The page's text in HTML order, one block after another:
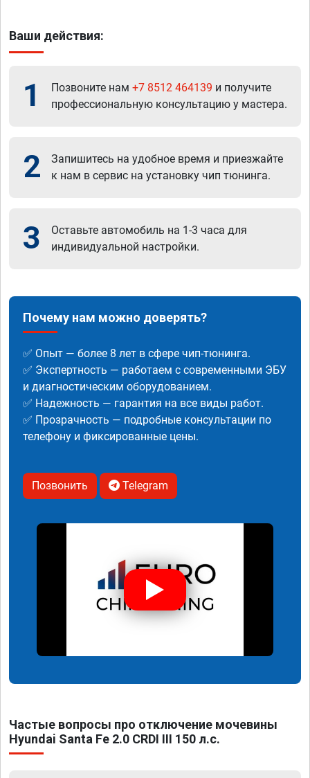
Ваши действия:
1 Позвоните нам +7 8512 464139 и получите
профессиональную консультацию у мастера.
2
Запишитесь на удобное время и приезжайте
к нам в сервис на установку чип тюнинга.
3
Оставьте автомобиль на 1-3 часа для
индивидуальной настройки.
Почему нам можно доверять?
✅ Опыт — более 8 лет в сфере чип-тюнинга.
✅ Экспертность — работаем с современными ЭБУ
и диагностическим оборудованием.
✅ Надежность — гарантия на все виды работ.
✅ Прозрачность — подробные консультации по
телефону и фиксированные цены.
Позвонить Telegram
Частые вопросы про отключение мочевины
Hyundai Santa Fe 2.0 CRDI III 150 л.с.